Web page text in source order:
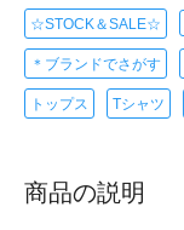
☆STOCK＆SALE☆
＊ブランドでさがす
トップス Tシャツ
商品の説明